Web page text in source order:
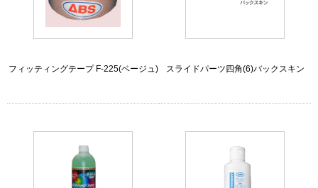
フィッティングテープ F-225(ベージュ) スライドパーツ四角(6)バックスキン